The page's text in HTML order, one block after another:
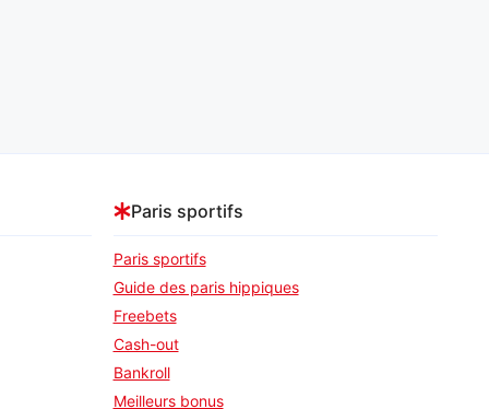
Paris sportifs
Paris sportifs
Guide des paris hippiques
Freebets
Cash-out
Bankroll
Meilleurs bonus